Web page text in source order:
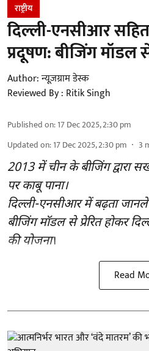
राष्ट्रीय
दिल्ली-एनसीआर
प्रदूषण: बीजिंग
Author:न्यूज़ग्राम डेस्क
Reviewed By : Ritik Singh
Published on:17 Dec 2025, 2:30 pm
Updated on:17 Dec 2025, 2:30 pm 3
2013 में चीन के बीजिंग द्वारा
पर काबू पाना।
दिल्ली-एनसीआर में बढ़ता
बीजिंग मॉडल से प्रेरित होकर
की योजना।
Read